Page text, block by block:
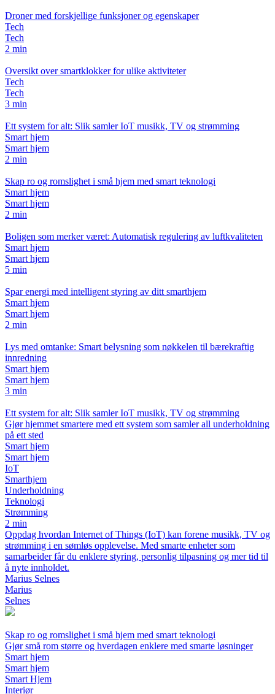
Droner med forskjellige funksjoner og egenskaper
Tech
Tech
2 min
Oversikt over smartklokker for ulike aktiviteter
Tech
Tech
3 min
Ett system for alt: Slik samler IoT musikk, TV og strømming
Smart hjem
Smart hjem
2 min
Skap ro og romslighet i små hjem med smart teknologi
Smart hjem
Smart hjem
2 min
Boligen som merker været: Automatisk regulering av luftkvaliteten
Smart hjem
Smart hjem
5 min
Spar energi med intelligent styring av ditt smarthjem
Smart hjem
Smart hjem
2 min
Lys med omtanke: Smart belysning som nøkkelen til bærekraftig
innredning
Smart hjem
Smart hjem
3 min
Ett system for alt: Slik samler IoT musikk, TV og strømming
Gjør hjemmet smartere med ett system som samler all underholdning
på ett sted
Smart hjem
Smart hjem
IoT
Smarthjem
Underholdning
Teknologi
Strømming
2 min
Oppdag hvordan Internet of Things (IoT) kan forene musikk, TV og
strømming i en sømløs opplevelse. Med smarte enheter som
samarbeider får du enklere styring, personlig tilpasning og mer tid til
å nyte innholdet.
Marius Selnes
Marius
Selnes
Skap ro og romslighet i små hjem med smart teknologi
Gjør små rom større og hverdagen enklere med smarte løsninger
Smart hjem
Smart hjem
Smart Hjem
Interiør